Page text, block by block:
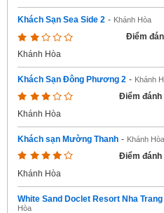
Khách Sạn Sea Side 2 - Khánh Hòa
Điểm
Khánh Hòa
Khách Sạn Đông Phương 2 - Khánh
Điểm đánh
Khánh Hòa
Khách sạn Mường Thanh - Khánh Hòa
Điểm đánh
Khánh Hòa
White Sand Doclet Resort Nha Trang
Hòa